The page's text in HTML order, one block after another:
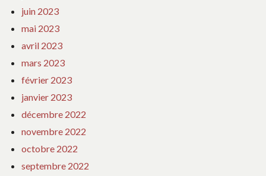
juin 2023
mai 2023
avril 2023
mars 2023
février 2023
janvier 2023
décembre 2022
novembre 2022
octobre 2022
septembre 2022